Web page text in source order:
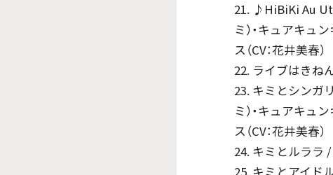
21. ♪HiBiKi Au
ミ）・キュアキュ
ス（CV：花井美春）
22. ライブはきね
23. キミとシンガ
ミ）・キュアキュ
ス（CV：花井美春）
24. キミとルララ